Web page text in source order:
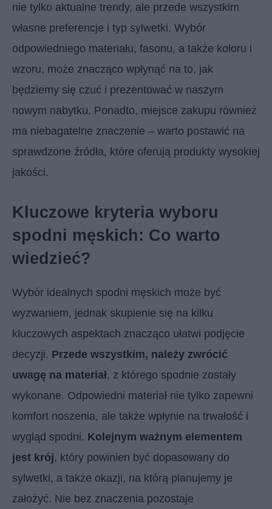
nie tylko aktualne trendy, ale przede wszystkim
własne preferencje i typ sylwetki. Wybór
odpowiedniego materiału, fasonu, a także koloru i
wzoru, może znacząco wpłynąć na to, jak
będziemy się czuć i prezentować w naszym
nowym nabytku. Ponadto, miejsce zakupu również
ma niebagatelne znaczenie – warto postawić na
sprawdzone źródła, które oferują produkty wysokiej
jakości.
Kluczowe kryteria wyboru
spodni męskich: Co warto
wiedzieć?
Wybór idealnych spodni męskich może być
wyzwaniem, jednak skupienie się na kilku
kluczowych aspektach znacząco ułatwi podjęcie
decyzji. Przede wszystkim, należy zwrócić
uwagę na materiał, z którego spodnie zostały
wykonane. Odpowiedni materiał nie tylko zapewni
komfort noszenia, ale także wpłynie na trwałość i
wygląd spodni. Kolejnym ważnym elementem
jest krój, który powinien być dopasowany do
sylwetki, a także okazji, na którą planujemy je
założyć. Nie bez znaczenia pozostaje